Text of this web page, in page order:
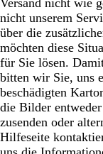
nicht unserem
über die
möchten diese
für Sie lösen.
bitten wir Sie, uns
beschädigten
die Bilder
zusenden oder
Hilfeseite